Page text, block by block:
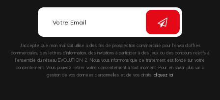
J’accepte que mon mail soit utilisé à des fins de prospection commerciale pour l’envoi d’offres
commerciales, des lettres d’information, des invitations à participer à des jeux ou des concours relatifs à
l’ensemble du réseau EVOLUTION 2. Nous vous informons que ce traitement est fondé sur votre
consentement. Vous pouvez retirer votre consentement à tout moment. Pour en savoir plus sur la
gestion de vos données personnelles et de vos droits :cliquez ici